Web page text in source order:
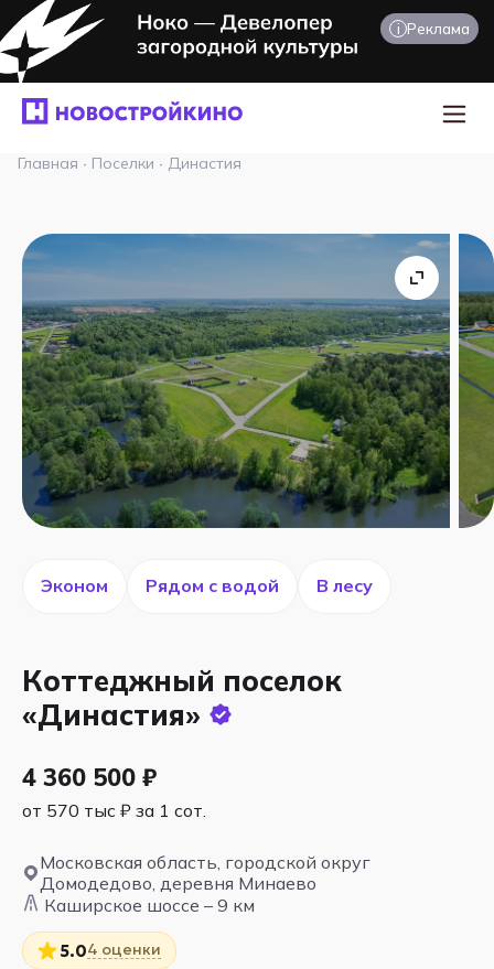
i Реклама
Главная · Поселки · Династия
Коттеджный поселок
«Династия»
4 360 500 ₽
от 570 тыс ₽ за 1 сот.
Московская область, городской округ
Домодедово, деревня Минаево
Каширское шоссе – 9 км
5.04 оценки
Эконом Рядом с водой В лесу